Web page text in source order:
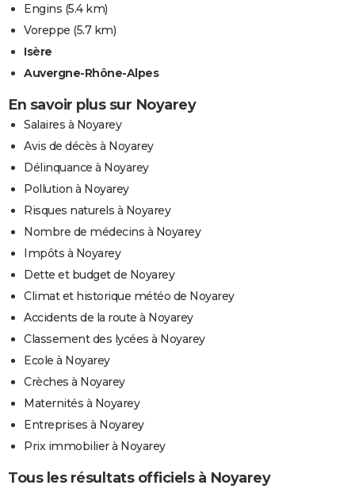
Engins (5.4 km)
Voreppe (5.7 km)
Isère
Auvergne-Rhône-Alpes
En savoir plus sur Noyarey
Salaires à Noyarey
Avis de décès à Noyarey
Délinquance à Noyarey
Pollution à Noyarey
Risques naturels à Noyarey
Nombre de médecins à Noyarey
Impôts à Noyarey
Dette et budget de Noyarey
Climat et historique météo de Noyarey
Accidents de la route à Noyarey
Classement des lycées à Noyarey
Ecole à Noyarey
Crèches à Noyarey
Maternités à Noyarey
Entreprises à Noyarey
Prix immobilier à Noyarey
Tous les résultats officiels à Noyarey